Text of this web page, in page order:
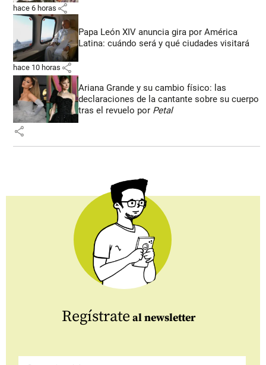
hace 6 horas share
Papa León XIV anuncia gira por América
Latina: cuándo será y qué ciudades visitará
hace 10 horas share
Ariana Grande y su cambio físico: las
declaraciones de la cantante sobre su cuerpo
tras el revuelo por Petal
share
Regístrate al newsletter